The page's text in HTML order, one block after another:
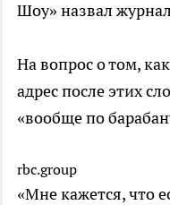
Шоу» назвал
На вопрос о том,
адрес после этих
«вообще по
rbc.group
«Мне кажется, что